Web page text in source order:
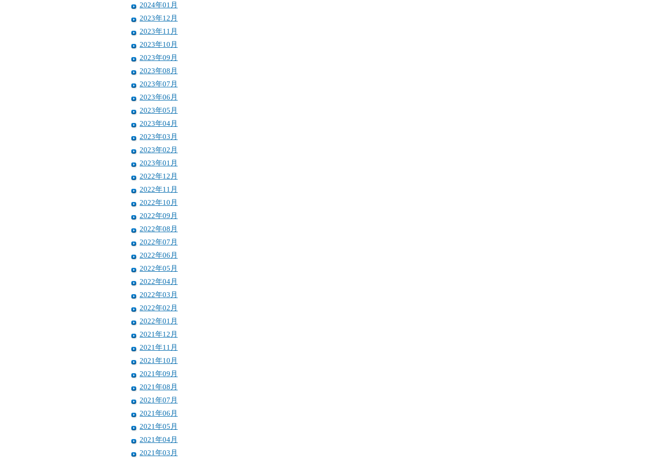
2024年01月
2023年12月
2023年11月
2023年10月
2023年09月
2023年08月
2023年07月
2023年06月
2023年05月
2023年04月
2023年03月
2023年02月
2023年01月
2022年12月
2022年11月
2022年10月
2022年09月
2022年08月
2022年07月
2022年06月
2022年05月
2022年04月
2022年03月
2022年02月
2022年01月
2021年12月
2021年11月
2021年10月
2021年09月
2021年08月
2021年07月
2021年06月
2021年05月
2021年04月
2021年03月